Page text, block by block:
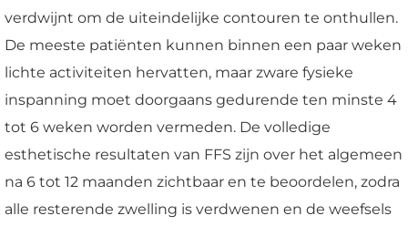
verdwijnt om de uiteindelijke contouren te onthullen.
De meeste patiënten kunnen binnen een paar weken
lichte activiteiten hervatten, maar zware fysieke
inspanning moet doorgaans gedurende ten minste 4
tot 6 weken worden vermeden. De volledige
esthetische resultaten van FFS zijn over het algemeen
na 6 tot 12 maanden zichtbaar en te beoordelen, zodra
alle resterende zwelling is verdwenen en de weefsels